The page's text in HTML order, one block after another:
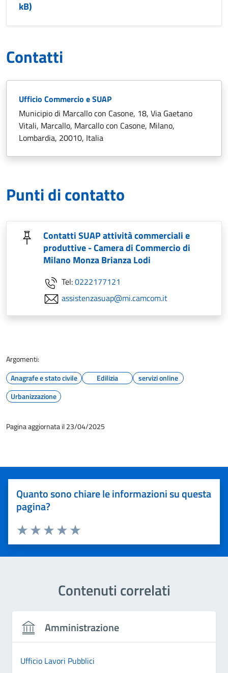
kB)
Contatti
Ufficio Commercio e SUAP
Municipio di Marcallo con Casone, 18, Via Gaetano
Vitali, Marcallo, Marcallo con Casone, Milano,
Lombardia, 20010, Italia
Punti di contatto
Contatti SUAP attività commerciali e
produttive - Camera di Commercio di
Milano Monza Brianza Lodi
Tel:0222177121
assistenzasuap@mi.camcom.it
Argomenti:
Anagrafe e stato civile
Edilizia
servizi online
Urbanizzazione
Pagina aggiornata il 23/04/2025
Quanto sono chiare le informazioni su questa
pagina?
Valuta 5 stelle su 5
Valuta 4 stelle su 5
Valuta 3 stelle su 5
Valuta 2 stelle su 5
Valuta 1 stelle su 5
Contenuti correlati
Amministrazione
Ufficio Lavori Pubblici